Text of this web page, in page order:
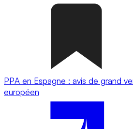
PPA en Espagne : avis de grand
européen